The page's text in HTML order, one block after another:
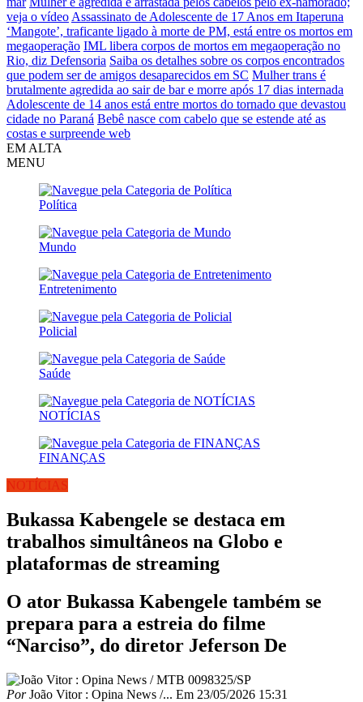
veja o vídeo Assassinato de Adolescente de 17 Anos em Itaperuna
‘Mangote’, traficante ligado à morte de PM, está entre os mortos em
megaoperação IML libera corpos de mortos em megaoperação no
Rio, diz Defensoria Saiba os detalhes sobre os corpos encontrados
que podem ser de amigos desaparecidos em SC Mulher trans é
brutalmente agredida ao sair de bar e morre após 17 dias internada
Adolescente de 14 anos está entre mortos do tornado que devastou
cidade no Paraná Bebê nasce com cabelo que se estende até as
costas e surpreende web
EM ALTA
MENU
Política
Mundo
Entretenimento
Policial
Saúde
NOTÍCIAS
FINANÇAS
NOTÍCIAS
Bukassa Kabengele se destaca em
trabalhos simultâneos na Globo e
plataformas de streaming
O ator Bukassa Kabengele também se
prepara para a estreia do filme
“Narciso”, do diretor Jeferson De
PorJoão Vitor : Opina News /... Em 23/05/2026 15:31